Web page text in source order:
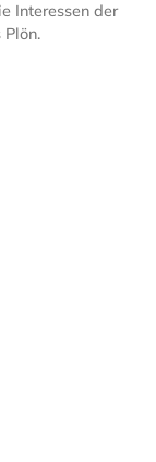
Interessen der
Plön.